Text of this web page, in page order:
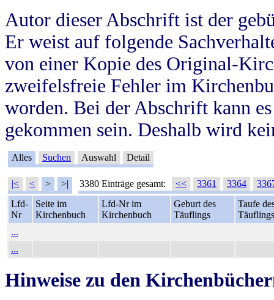
Autor dieser Abschrift ist der
Er weist auf folgende
von einer Kopie des Original-
zweifelsfreie Fehler im
worden. Bei der Abschrift kann
gekommen sein. Deshalb wird
Alles Suchen Auswahl Detail
|< < > >| 3380 Einträge gesamt: << 3361 3364
Lfd-
Nr
Seite im
Kirchenbuch
Lfd-Nr im
Kirchenbuch
Geburt des
Täuflings
Taufe
Täuflings
...
...
Hinweise zu den